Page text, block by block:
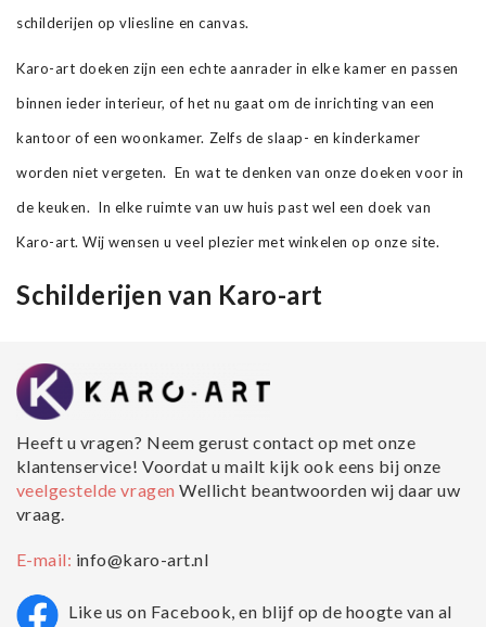
schilderijen op vliesline en canvas.
Karo-art doeken zijn een echte aanrader in elke kamer en passen
binnen ieder interieur, of het nu gaat om de inrichting van een
kantoor of een woonkamer. Zelfs de slaap- en kinderkamer
worden niet vergeten. En wat te denken van onze doeken voor in
de keuken. In elke ruimte van uw huis past wel een doek van
Karo-art. Wij wensen u veel plezier met winkelen op onze site.
Schilderijen van Karo-art
Heeft u vragen? Neem gerust contact op met onze
klantenservice! Voordat u mailt kijk ook eens bij onze
veelgestelde vragenWellicht beantwoorden wij daar uw
vraag.
E-mail: info@karo-art.nl
Like us on Facebook, en blijf op de hoogte van al